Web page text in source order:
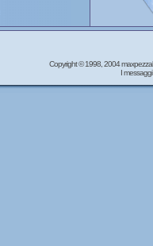
Copyright © 1998, 2004
I